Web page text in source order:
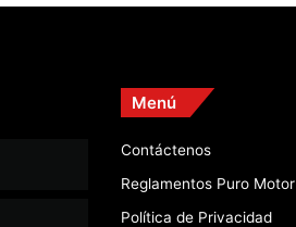
Menú
Contáctenos
Reglamentos Puro Motor
Política de Privacidad